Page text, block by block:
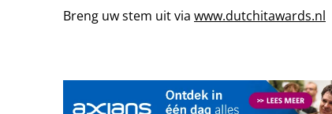
Breng uw stem uit via www.dutchitawards.nl